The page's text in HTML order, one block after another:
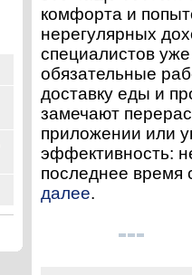
комфорта и
нерегулярных
специалистов
обязательные
доставку еды и
замечают
приложении или
эффективность:
последнее время
далее.